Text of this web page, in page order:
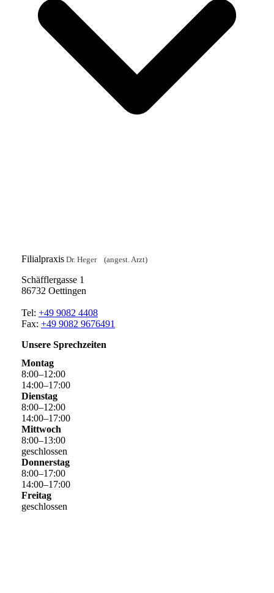
Filialpraxis Dr. Heger (angest. Arzt)
Schäfflergasse 1
86732 Oettingen
Tel: +49 9082 4408
Fax: +49 9082 9676491
Unsere Sprechzeiten
Montag
8:00–12:00
14:00–17:00
Dienstag
8:00–12:00
14:00–17:00
Mittwoch
8:00–13:00
geschlossen
Donnerstag
8:00–17:00
14:00–17:00
Freitag
geschlossen